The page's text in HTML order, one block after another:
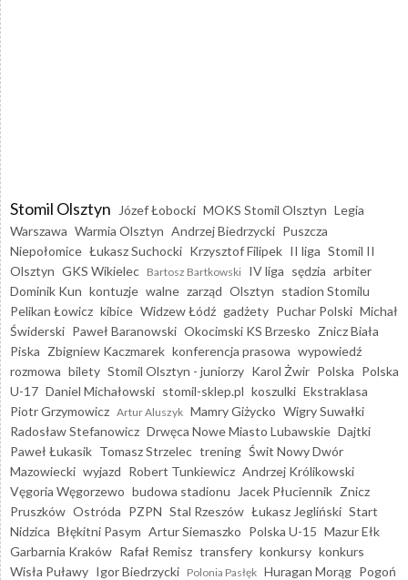
Stomil Olsztyn Józef Łobocki MOKS Stomil Olsztyn Legia
Warszawa Warmia Olsztyn Andrzej Biedrzycki Puszcza
Niepołomice Łukasz Suchocki Krzysztof Filipek II liga Stomil II
Olsztyn GKS Wikielec Bartosz Bartkowski IV liga sędzia arbiter
Dominik Kun kontuzje walne zarząd Olsztyn stadion Stomilu
Pelikan Łowicz kibice Widzew Łódź gadżety Puchar Polski Michał
Świderski Paweł Baranowski Okocimski KS Brzesko Znicz Biała
Piska Zbigniew Kaczmarek konferencja prasowa wypowiedź
rozmowa bilety Stomil Olsztyn - juniorzy Karol Żwir Polska Polska
U-17 Daniel Michałowski stomil-sklep.pl koszulki Ekstraklasa
Piotr Grzymowicz Artur Aluszyk Mamry Giżycko Wigry Suwałki
Radosław Stefanowicz Drwęca Nowe Miasto Lubawskie Dajtki
Paweł Łukasik Tomasz Strzelec trening Świt Nowy Dwór
Mazowiecki wyjazd Robert Tunkiewicz Andrzej Królikowski
Vęgoria Węgorzewo budowa stadionu Jacek Płuciennik Znicz
Pruszków Ostróda PZPN Stal Rzeszów Łukasz Jegliński Start
Nidzica Błękitni Pasym Artur Siemaszko Polska U-15 Mazur Ełk
Garbarnia Kraków Rafał Remisz transfery konkursy konkurs
Wisła Puławy Igor Biedrzycki Polonia Pasłęk Huragan Morąg Pogoń